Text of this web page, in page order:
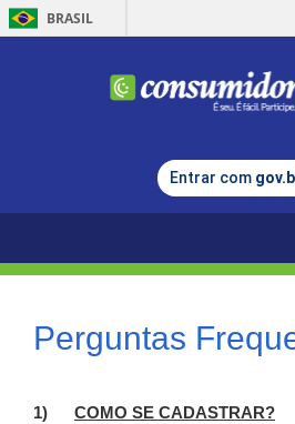
BRASIL
Entrar com
Perguntas
1) COMO SE CADASTRAR?